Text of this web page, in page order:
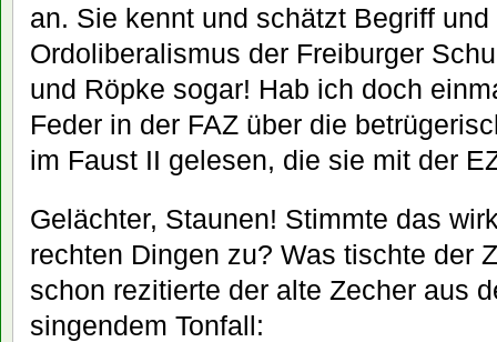
an. Sie kennt und schätzt Begriff
Ordoliberalismus der Freiburger
und Röpke sogar! Hab ich doch
Feder in der FAZ über die
im Faust II gelesen, die sie mit der
Gelächter, Staunen! Stimmte das
rechten Dingen zu? Was tischte der
schon rezitierte der alte Zecher aus
singendem Tonfall: